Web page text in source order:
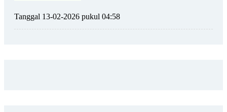
Tanggal 13-02-2026 pukul 04:58